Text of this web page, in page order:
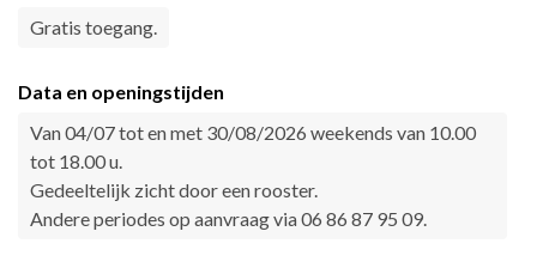
Gratis toegang.
Data en openingstijden
Van 04/07 tot en met 30/08/2026 weekends van 10.00
tot 18.00 u.
Gedeeltelijk zicht door een rooster.
Andere periodes op aanvraag via 06 86 87 95 09.